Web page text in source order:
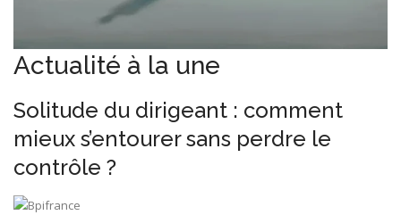
Actualité à la une
Solitude du dirigeant : comment
mieux s’entourer sans perdre le
contrôle ?